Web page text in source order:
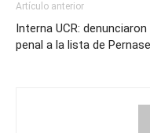
Artículo anterior
Interna UCR: denunciaron
penal a la lista de